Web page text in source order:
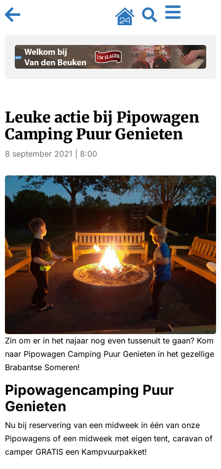
Leuke actie bij Pipowagen
Camping Puur Genieten
8 september 2021 | 8:00
Zin om er in het najaar nog even tussenuit te gaan? Kom
naar Pipowagen Camping Puur Genieten in het gezellige
Brabantse Someren!
Pipowagencamping Puur
Genieten
Nu bij reservering van een midweek in één van onze
Pipowagens of een midweek met eigen tent, caravan of
camper GRATIS een Kampvuurpakket!